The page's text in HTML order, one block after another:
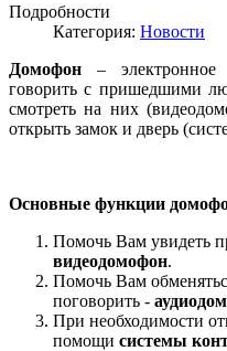
Подробности
Категория: Новости
Домофон – электронное
говорить с пришедшими
смотреть на них
открыть замок и дверь
Основные функции
Помочь Вам увидеть
видеодомофон.
Помочь Вам
поговорить -
При необходимости
помощи системы